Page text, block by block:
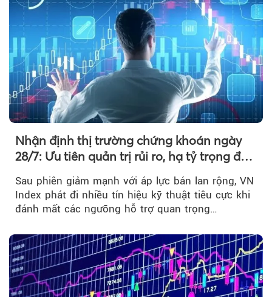
Nhận định thị trường chứng khoán ngày
28/7: Ưu tiên quản trị rủi ro, hạ tỷ trọng đòn
Sau phiên giảm mạnh với áp lực bán lan rộng, VN
Index phát đi nhiều tín hiệu kỹ thuật tiêu cực khi
đánh mất các ngưỡng hỗ trợ quan trọng…